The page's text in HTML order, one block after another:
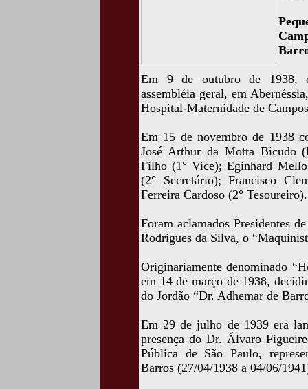
Em 9 de outubro de 1938,
assembléia geral, em
Hospital-Maternidade de
Em 15 de novembro de 1938
José Arthur da Motta Bicudo
Filho (1° Vice); Eginhard
(2° Secretário); Francisco
Ferreira Cardoso (2° Tesoureiro).
Foram aclamados Presidentes
Rodrigues da Silva, o
Originariamente denominado
em 14 de março de 1938,
do Jordão “Dr. Adhemar de
Em 29 de julho de 1939 era
presença do Dr. Álvaro
Pública de São Paulo,
Barros (27/04/1938 a 04/06/